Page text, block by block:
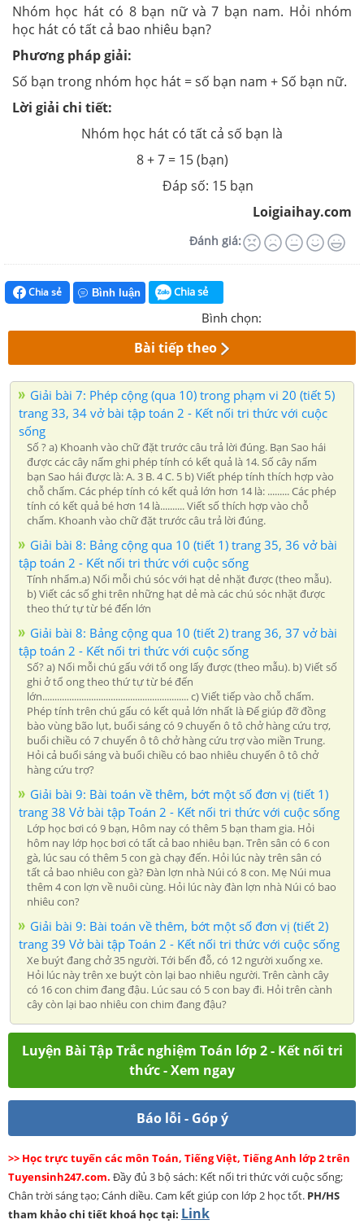
Nhóm học hát có 8 bạn nữ và 7 bạn nam. Hỏi nhóm
học hát có tất cả bao nhiêu bạn?
Phương pháp giải:
Số bạn trong nhóm học hát = số bạn nam + Số bạn nữ.
Lời giải chi tiết:
Nhóm học hát có tất cả số bạn là
8 + 7 = 15 (bạn)
Đáp số: 15 bạn
Loigiaihay.com
Đánh giá:
Chia sẻ Bình luận Chia sẻ
Bình chọn:
Bài tiếp theo
Giải bài 7: Phép cộng (qua 10) trong phạm vi 20 (tiết 5)
trang 33, 34 vở bài tập toán 2 - Kết nối tri thức với cuộc
sống
Số ? a) Khoanh vào chữ đặt trước câu trả lời đúng. Bạn Sao hái
được các cây nấm ghi phép tính có kết quả là 14. Số cây nấm
bạn Sao hái được là: A. 3 B. 4 C. 5 b) Viết phép tính thích hợp vào
chỗ chấm. Các phép tính có kết quả lớn hơn 14 là: ......... Các phép
tính có kết quả bé hơn 14 là.......... Viết số thích hợp vào chỗ
chấm. Khoanh vào chữ đặt trước câu trả lời đúng.
Giải bài 8: Bảng cộng qua 10 (tiết 1) trang 35, 36 vở bài
tập toán 2 - Kết nối tri thức với cuộc sống
Tính nhẩm.a) Nối mỗi chú sóc với hạt dẻ nhặt được (theo mẫu).
b) Viết các số ghi trên những hạt dẻ mà các chú sóc nhặt được
theo thứ tự từ bé đến lớn
Giải bài 8: Bảng cộng qua 10 (tiết 2) trang 36, 37 vở bài
tập toán 2 - Kết nối tri thức với cuộc sống
Số? a) Nối mỗi chú gấu với tổ ong lấy được (theo mẫu). b) Viết số
ghi ở tổ ong theo thứ tự từ bé đến
lớn............................................................ c) Viết tiếp vào chỗ chấm.
Phép tính trên chú gấu có kết quả lớn nhất là Để giúp đỡ đồng
bào vùng bão lụt, buổi sáng có 9 chuyến ô tô chở hàng cứu trợ,
buổi chiều có 7 chuyến ô tô chở hàng cứu trợ vào miền Trung.
Hỏi cả buổi sáng và buổi chiều có bao nhiêu chuyến ô tô chở
hàng cứu trợ?
Giải bài 9: Bài toán về thêm, bớt một số đơn vị (tiết 1)
trang 38 Vở bài tập Toán 2 - Kết nối tri thức với cuộc sống
Lớp học bơi có 9 bạn, Hôm nay có thêm 5 bạn tham gia. Hỏi
hôm nay lớp học bơi có tất cả bao nhiêu bạn. Trên sân có 6 con
gà, lúc sau có thêm 5 con gà chạy đến. Hỏi lúc này trên sân có
tất cả bao nhiêu con gà? Đàn lợn nhà Núi có 8 con. Mẹ Núi mua
thêm 4 con lợn về nuôi cùng. Hỏi lúc này đàn lợn nhà Núi có bao
nhiêu con?
Giải bài 9: Bài toán về thêm, bớt một số đơn vị (tiết 2)
trang 39 Vở bài tập Toán 2 - Kết nối tri thức với cuộc sống
Xe buýt đang chở 35 người. Tới bến đỗ, có 12 người xuống xe.
Hỏi lúc này trên xe buýt còn lại bao nhiêu người. Trên cành cây
có 16 con chim đang đậu. Lúc sau có 5 con bay đi. Hỏi trên cành
cây còn lại bao nhiêu con chim đang đậu?
Luyện Bài Tập Trắc nghiệm Toán lớp 2 - Kết nối tri
thức - Xem ngay
Báo lỗi - Góp ý
>> Học trực tuyến các môn Toán, Tiếng Việt, Tiếng Anh lớp 2 trên
Tuyensinh247.com. Đầy đủ 3 bộ sách: Kết nối tri thức với cuộc sống;
Chân trời sáng tạo; Cánh diều. Cam kết giúp con lớp 2 học tốt. PH/HS
tham khảo chi tiết khoá học tại: Link